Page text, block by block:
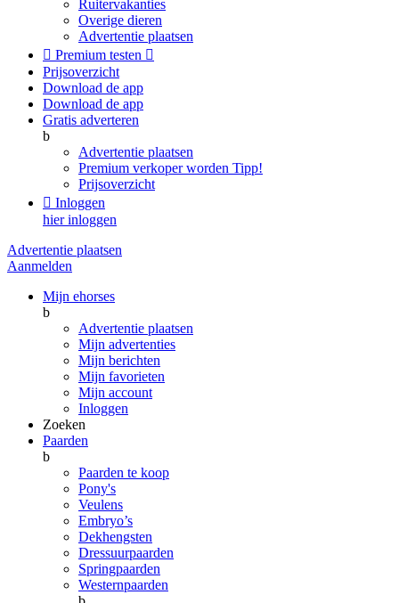
Ruitervakanties
Overige dieren
Advertentie plaatsen
 Premium testen 
Prijsoverzicht
Download de app
Download de app
Gratis adverteren
b
Advertentie plaatsen
Premium verkoper worden Tipp!
Prijsoverzicht
 Inloggen
hier inloggen
Advertentie plaatsen
Aanmelden
Mijn ehorses
b
Advertentie plaatsen
Mijn advertenties
Mijn berichten
Mijn favorieten
Mijn account
Inloggen
Zoeken
Paarden
b
Paarden te koop
Pony's
Veulens
Embryo’s
Dekhengsten
Dressuurpaarden
Springpaarden
Westernpaarden